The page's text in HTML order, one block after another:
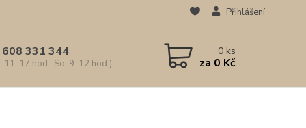
Přihlášení
331 344
11-17 hod.; So, 9-12 hod.)
0ks
za 0 Kč